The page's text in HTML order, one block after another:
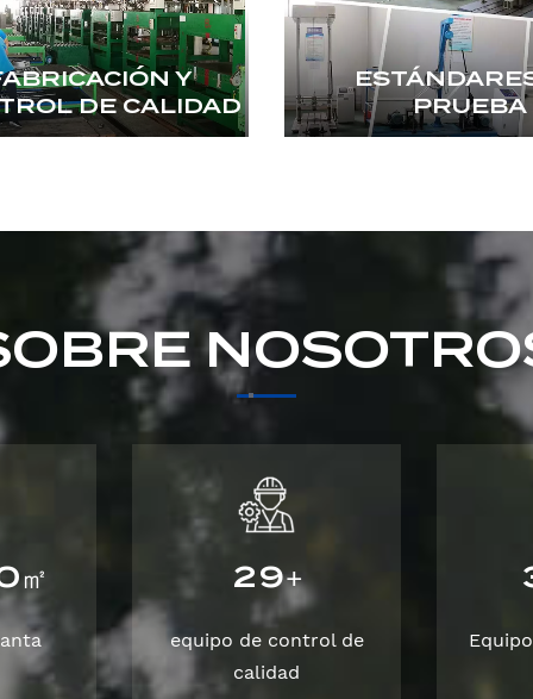
Y
DE CALIDAD
PRUEBA
㎡ 29+
equipo de control de
calidad